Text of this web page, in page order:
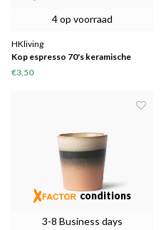
4 op voorraad
HKliving
Kop espresso 70's keramische
"Lava"
€3,50
3-8 Business days
conditions